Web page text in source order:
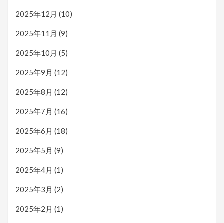
2025年12月 (10)
2025年11月 (9)
2025年10月 (5)
2025年9月 (12)
2025年8月 (12)
2025年7月 (16)
2025年6月 (18)
2025年5月 (9)
2025年4月 (1)
2025年3月 (2)
2025年2月 (1)